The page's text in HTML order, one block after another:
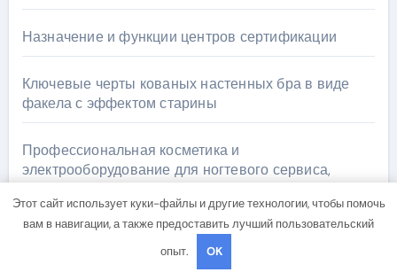
Назначение и функции центров сертификации
Ключевые черты кованых настенных бра в виде
факела с эффектом старины
Профессиональная косметика и
электрооборудование для ногтевого сервиса,
Аттестация реставраторов для работы на объектах
культурного наследия
Этот сайт использует куки-файлы и другие технологии, чтобы помочь
вам в навигации, а также предоставить лучший пользовательский
опыт.
OK